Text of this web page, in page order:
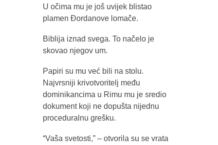
U očima mu je još uvijek blistao
plamen Đordanove lomače.
Biblija iznad svega. To načelo je
skovao njegov um.
Papiri su mu već bili na stolu.
Najvrsniji krivotvoritelj među
dominikancima u Rimu mu je sredio
dokument koji ne dopušta nijednu
proceduralnu grešku.
“Vaša svetosti,” – otvorila su se vrata